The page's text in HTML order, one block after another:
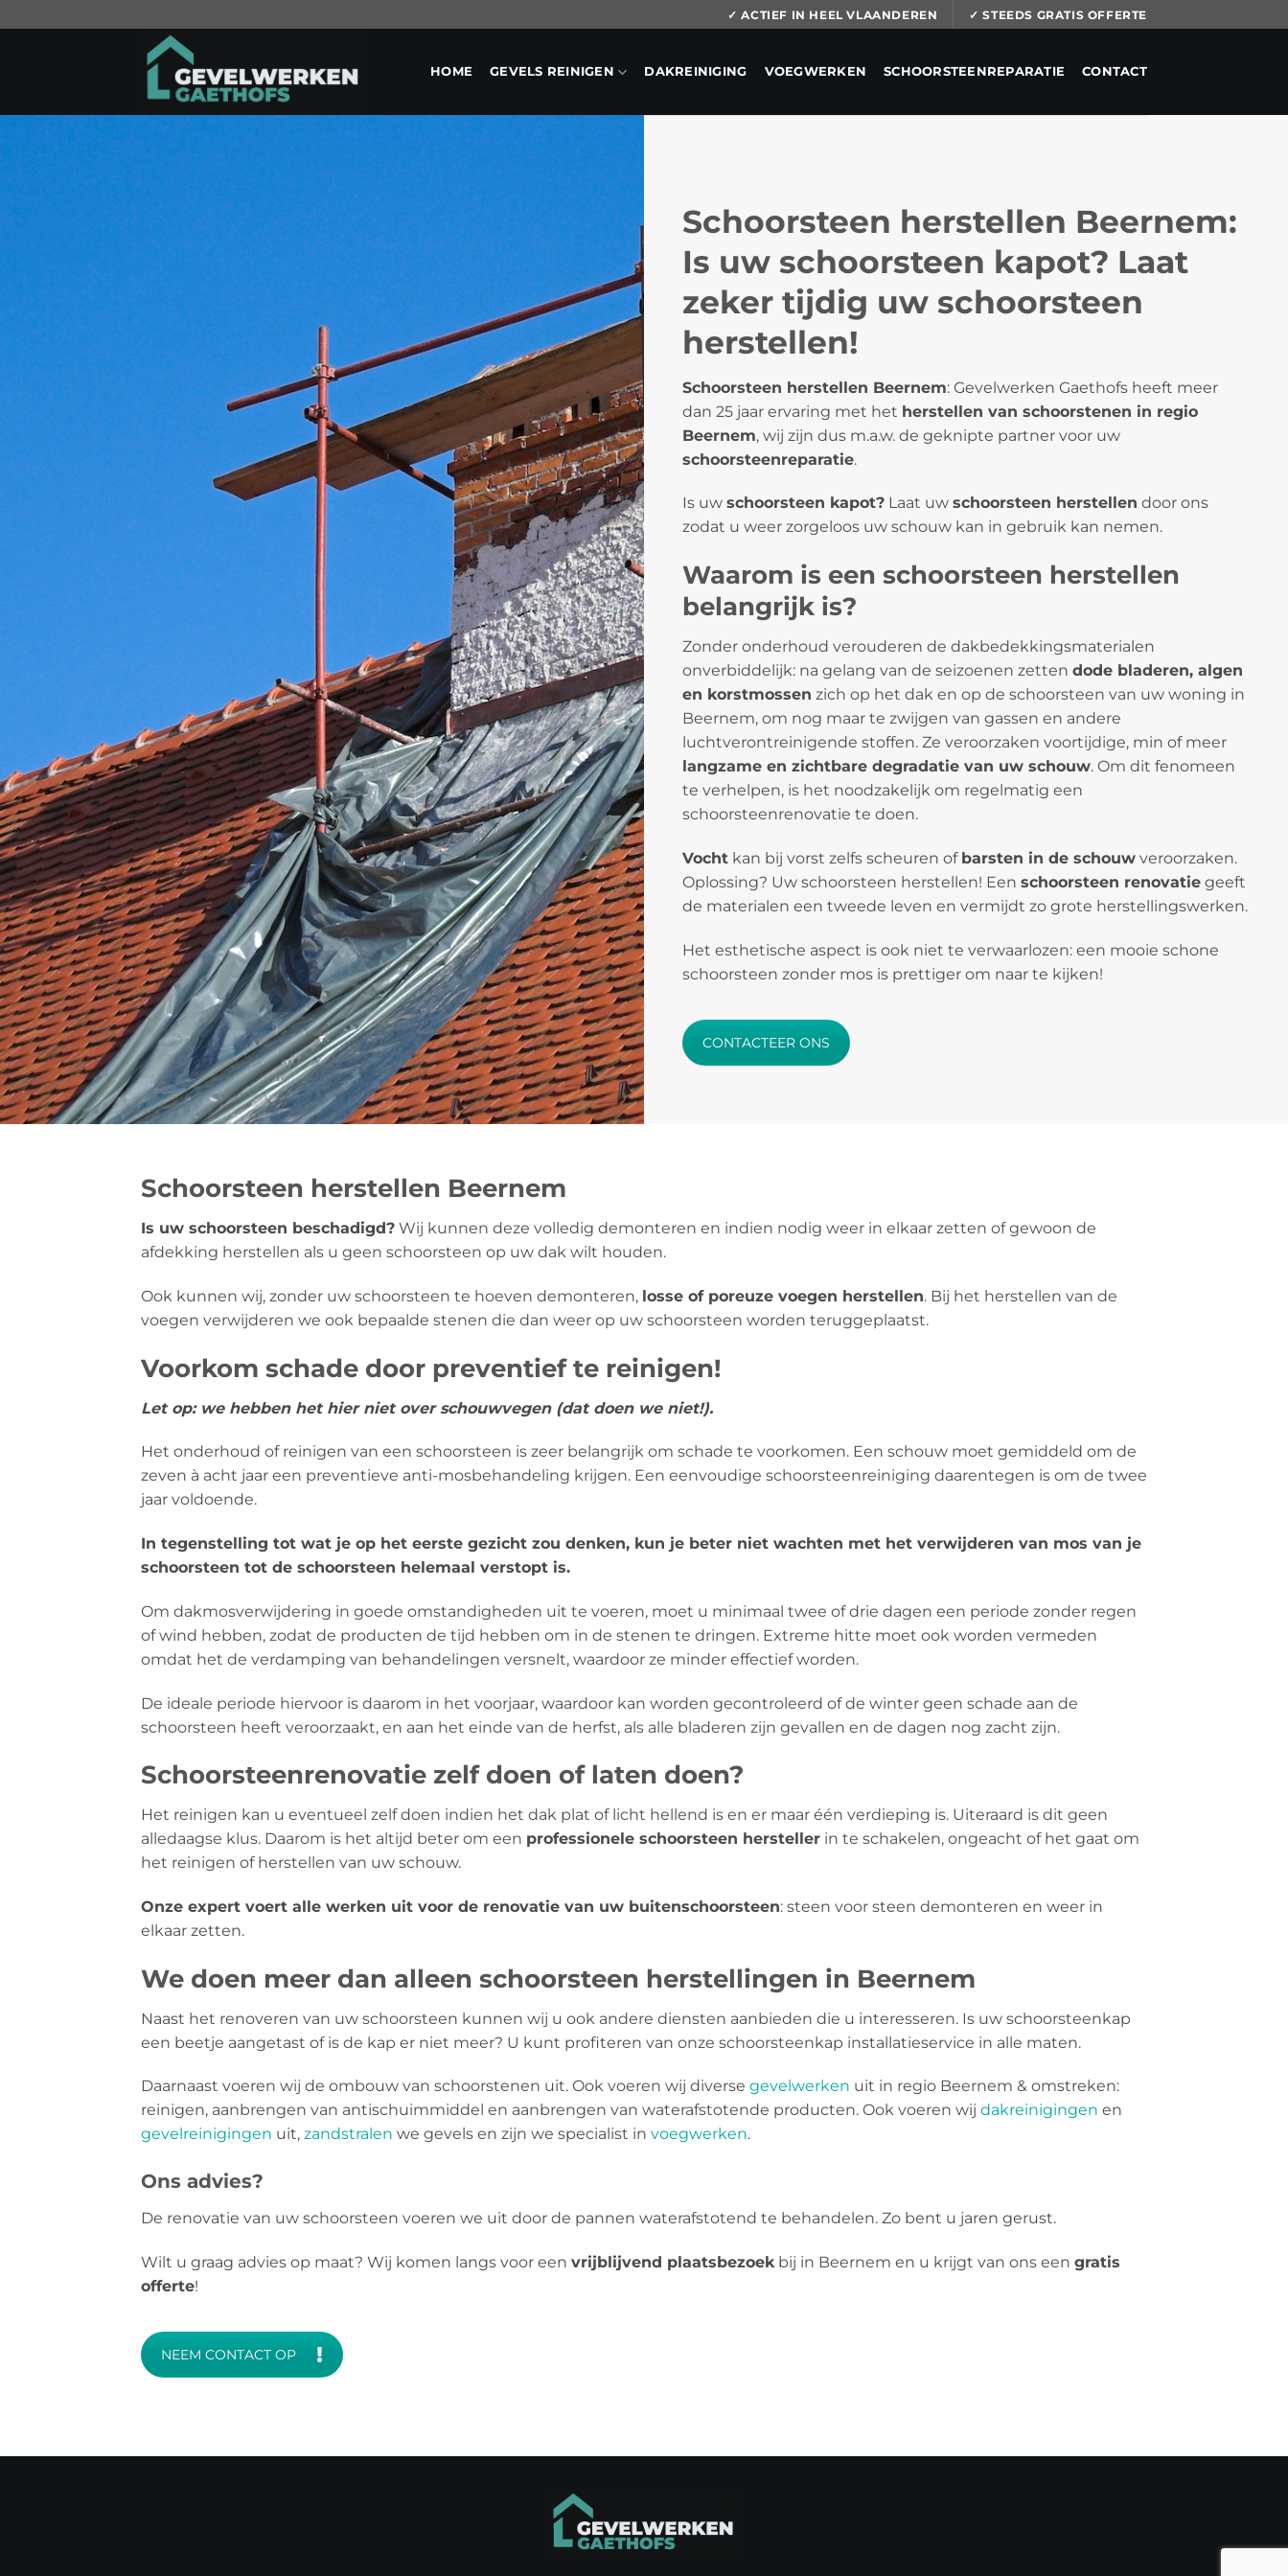
✓ ACTIEF IN HEEL VLAANDEREN ✓ STEEDS GRATIS OFFERTE
HOME GEVELS REINIGEN DAKREINIGING VOEGWERKEN SCHOORSTEENREPARATIE CONTACT
Schoorsteen herstellen Beernem:
Is uw schoorsteen kapot? Laat
zeker tijdig uw schoorsteen
herstellen!
Schoorsteen herstellen Beernem: Gevelwerken Gaethofs heeft meer
dan 25 jaar ervaring met het herstellen van schoorstenen in regio
Beernem, wij zijn dus m.a.w. de geknipte partner voor uw
schoorsteenreparatie.
Is uw schoorsteen kapot? Laat uw schoorsteen herstellen door ons
zodat u weer zorgeloos uw schouw kan in gebruik kan nemen.
Waarom is een schoorsteen herstellen
belangrijk is?
Zonder onderhoud verouderen de dakbedekkingsmaterialen
onverbiddelijk: na gelang van de seizoenen zetten dode bladeren, algen
en korstmossen zich op het dak en op de schoorsteen van uw woning in
Beernem, om nog maar te zwijgen van gassen en andere
luchtverontreinigende stoffen. Ze veroorzaken voortijdige, min of meer
langzame en zichtbare degradatie van uw schouw. Om dit fenomeen
te verhelpen, is het noodzakelijk om regelmatig een
schoorsteenrenovatie te doen.
Vocht kan bij vorst zelfs scheuren of barsten in de schouw veroorzaken.
Oplossing? Uw schoorsteen herstellen! Een schoorsteen renovatie geeft
de materialen een tweede leven en vermijdt zo grote herstellingswerken.
Het esthetische aspect is ook niet te verwaarlozen: een mooie schone
schoorsteen zonder mos is prettiger om naar te kijken!
CONTACTEER ONS
Schoorsteen herstellen Beernem
Is uw schoorsteen beschadigd? Wij kunnen deze volledig demonteren en indien nodig weer in elkaar zetten of gewoon de
afdekking herstellen als u geen schoorsteen op uw dak wilt houden.
Ook kunnen wij, zonder uw schoorsteen te hoeven demonteren, losse of poreuze voegen herstellen. Bij het herstellen van de
voegen verwijderen we ook bepaalde stenen die dan weer op uw schoorsteen worden teruggeplaatst.
Voorkom schade door preventief te reinigen!
Let op: we hebben het hier niet over schouwvegen (dat doen we niet!).
Het onderhoud of reinigen van een schoorsteen is zeer belangrijk om schade te voorkomen. Een schouw moet gemiddeld om de
zeven à acht jaar een preventieve anti-mosbehandeling krijgen. Een eenvoudige schoorsteenreiniging daarentegen is om de twee
jaar voldoende.
In tegenstelling tot wat je op het eerste gezicht zou denken, kun je beter niet wachten met het verwijderen van mos van je
schoorsteen tot de schoorsteen helemaal verstopt is.
Om dakmosverwijdering in goede omstandigheden uit te voeren, moet u minimaal twee of drie dagen een periode zonder regen
of wind hebben, zodat de producten de tijd hebben om in de stenen te dringen. Extreme hitte moet ook worden vermeden
omdat het de verdamping van behandelingen versnelt, waardoor ze minder effectief worden.
De ideale periode hiervoor is daarom in het voorjaar, waardoor kan worden gecontroleerd of de winter geen schade aan de
schoorsteen heeft veroorzaakt, en aan het einde van de herfst, als alle bladeren zijn gevallen en de dagen nog zacht zijn.
Schoorsteenrenovatie zelf doen of laten doen?
Het reinigen kan u eventueel zelf doen indien het dak plat of licht hellend is en er maar één verdieping is. Uiteraard is dit geen
alledaagse klus. Daarom is het altijd beter om een ​​professionele schoorsteen hersteller in te schakelen, ongeacht of het gaat om
het reinigen of herstellen van uw schouw.
Onze expert voert alle werken uit voor de renovatie van uw buitenschoorsteen: steen voor steen demonteren en weer in
elkaar zetten.
We doen meer dan alleen schoorsteen herstellingen in Beernem
Naast het renoveren van uw schoorsteen kunnen wij u ook andere diensten aanbieden die u interesseren. Is uw schoorsteenkap
een beetje aangetast of is de kap er niet meer? U kunt profiteren van onze schoorsteenkap installatieservice in alle maten.
Daarnaast voeren wij de ombouw van schoorstenen uit. Ook voeren wij diverse gevelwerken uit in regio Beernem & omstreken:
reinigen, aanbrengen van antischuimmiddel en aanbrengen van waterafstotende producten. Ook voeren wij dakreinigingen en
gevelreinigingen uit, zandstralen we gevels en zijn we specialist in voegwerken.
Ons advies?
De renovatie van uw schoorsteen voeren we uit door de pannen waterafstotend te behandelen. Zo bent u jaren gerust.
Wilt u graag advies op maat? Wij komen langs voor een vrijblijvend plaatsbezoekbij in Beernem en u krijgt van ons een gratis
offerte!
NEEM CONTACT OP